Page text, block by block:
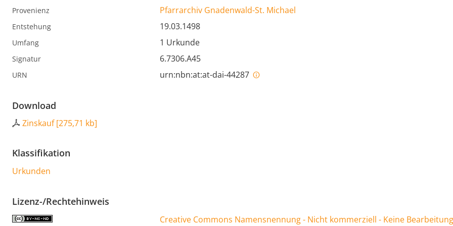
Provenienz Pfarrarchiv Gnadenwald-St. Michael
Entstehung 19.03.1498
Umfang 1 Urkunde
Signatur 6.7306.A45
URN urn:nbn:at:at-dai-44287
Download
Zinskauf[275,71 kb]
Klassifikation
Urkunden
Lizenz-/Rechtehinweis
Creative Commons Namensnennung - Nicht kommerziell - Keine